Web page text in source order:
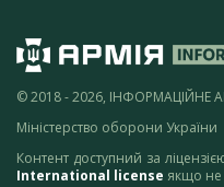
© 2018 - 2026, ІНФОРМАЦІЙНЕ
Міністерство оборони України
Контент доступний за
International license якщо не